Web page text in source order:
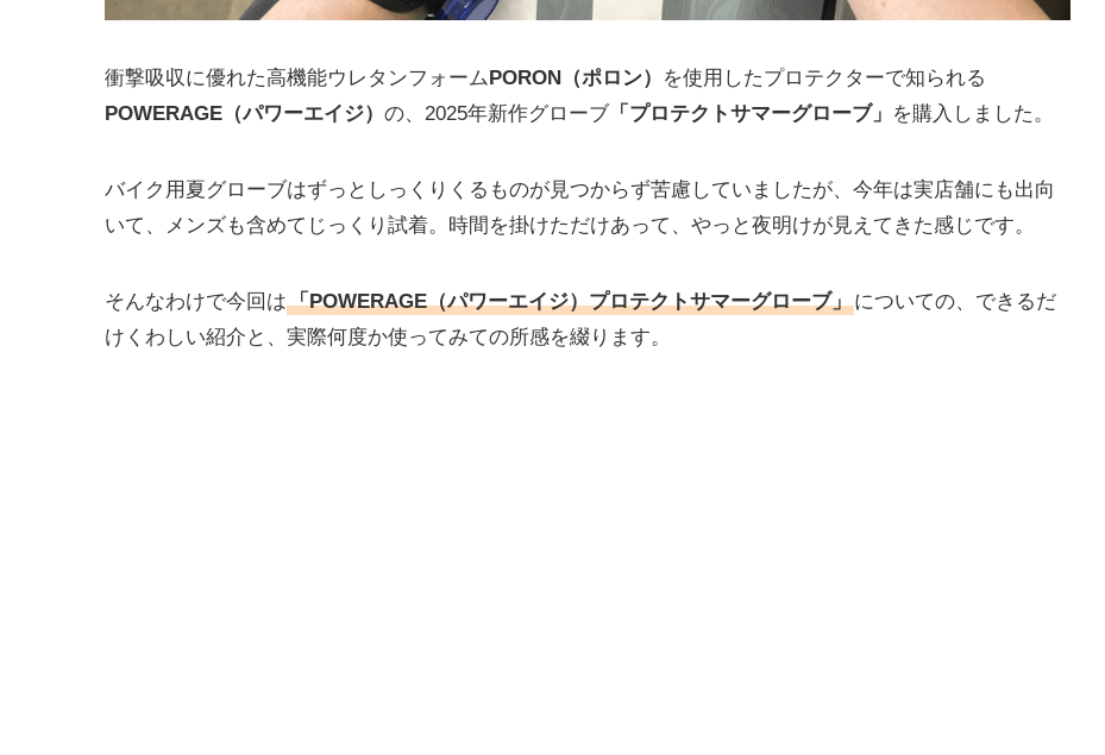
衝撃吸収に優れた高機能ウレタンフォームPORON（ポロン）
を使用したプロテクターで知られる
POWERAGE（パワーエイジ） の、2025年新作グローブ「プロテクトサマーグローブ」 を購入しました。
バイク用夏グローブはずっとしっくりくるものが見つからず苦慮していましたが、今年は実店舗にも出向
いて、メンズも含めてじっくり試着。時間を掛けただけあって、やっと夜明けが見えてきた感じです。
そんなわけで今回は「POWERAGE（パワーエイジ）プロテクトサマーグローブ」についての、できるだ
けくわしい紹介と、実際何度か使ってみての所感を綴ります。